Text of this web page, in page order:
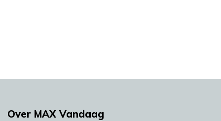
Over MAX Vandaag